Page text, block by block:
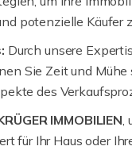
potenzielle Käufer
Durch unsere
Sie Zeit und Mühe
des
IMMOBILIEN,
für Ihr Haus oder